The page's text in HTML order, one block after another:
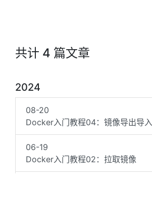
共计 4 篇文章
2024
08-20
Docker入门教程04：镜像导出导入
06-19
Docker入门教程02：拉取镜像